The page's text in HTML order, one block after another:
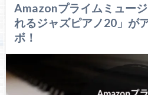
Amazonプライムミュー
れるジャズピアノ20」が
ボ！